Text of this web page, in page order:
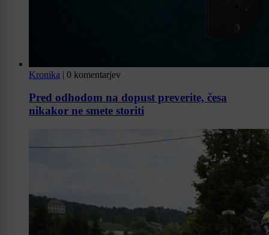
Kronika | 0 komentarjev
Pred odhodom na dopust preverite, česa
nikakor ne smete storiti